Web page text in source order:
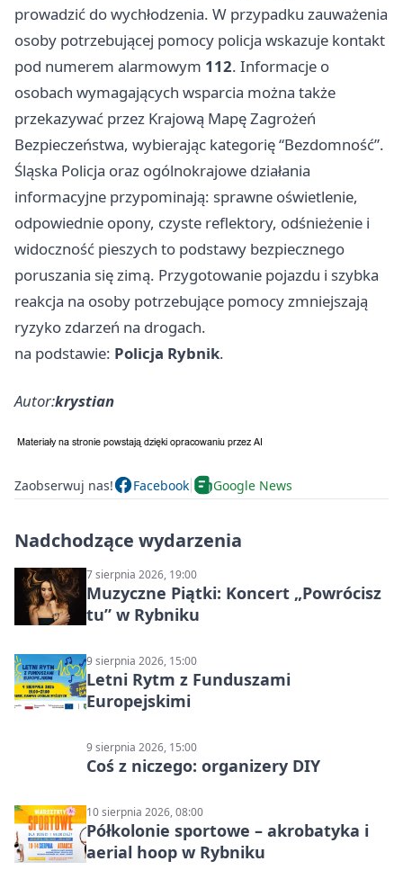
prowadzić do wychłodzenia. W przypadku zauważenia
osoby potrzebującej pomocy policja wskazuje kontakt
pod numerem alarmowym 112. Informacje o
osobach wymagających wsparcia można także
przekazywać przez Krajową Mapę Zagrożeń
Bezpieczeństwa, wybierając kategorię “Bezdomność”.
Śląska Policja oraz ogólnokrajowe działania
informacyjne przypominają: sprawne oświetlenie,
odpowiednie opony, czyste reflektory, odśnieżenie i
widoczność pieszych to podstawy bezpiecznego
poruszania się zimą. Przygotowanie pojazdu i szybka
reakcja na osoby potrzebujące pomocy zmniejszają
ryzyko zdarzeń na drogach.
na podstawie: Policja Rybnik.
Autor:krystian
Zaobserwuj nas! Facebook Google News
Nadchodzące wydarzenia
7 sierpnia 2026, 19:00
Muzyczne Piątki: Koncert „Powrócisz
tu” w Rybniku
9 sierpnia 2026, 15:00
Letni Rytm z Funduszami
Europejskimi
9 sierpnia 2026, 15:00
Coś z niczego: organizery DIY
10 sierpnia 2026, 08:00
Półkolonie sportowe – akrobatyka i
aerial hoop w Rybniku